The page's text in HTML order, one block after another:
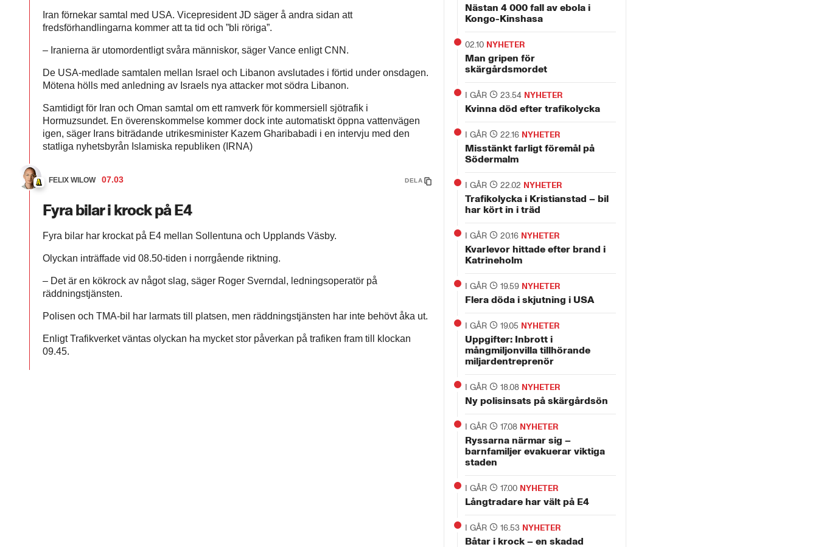
Iran förnekar samtal med USA. Vicepresident JD säger å andra sidan att
fredsförhandlingarna kommer att ta tid och ”bli röriga”.
– Iranierna är utomordentligt svåra människor, säger Vance enligt CNN.
De USA-medlade samtalen mellan Israel och Libanon avslutades i förtid under onsdagen.
Mötena hölls med anledning av Israels nya attacker mot södra Libanon.
Samtidigt för Iran och Oman samtal om ett ramverk för kommersiell sjötrafik i
Hormuzsundet. En överenskommelse kommer dock inte automatiskt öppna vattenvägen
igen, säger Irans biträdande utrikesminister Kazem Gharibabadi i en intervju med den
statliga nyhetsbyrån Islamiska republiken (IRNA)
FELIX WILOW 07.03 DELA
Fyra bilar i krock på E4
Fyra bilar har krockat på E4 mellan Sollentuna och Upplands Väsby.
Olyckan inträffade vid 08.50-tiden i norrgående riktning.
– Det är en kökrock av något slag, säger Roger Sverndal, ledningsoperatör på
räddningstjänsten.
Polisen och TMA-bil har larmats till platsen, men räddningstjänsten har inte behövt åka ut.
Enligt Trafikverket väntas olyckan ha mycket stor påverkan på trafiken fram till klockan
09.45.
Nästan 4 000 fall av ebola i
Kongo-Kinshasa
02.10 NYHETER
Man gripen för
skärgårdsmordet
I GÅR 23.54 NYHETER
Kvinna död efter trafikolycka
I GÅR 22.16 NYHETER
Misstänkt farligt föremål på
Södermalm
I GÅR 22.02 NYHETER
Trafikolycka i Kristianstad – bil
har kört in i träd
I GÅR 20.16 NYHETER
Kvarlevor hittade efter brand i
Katrineholm
I GÅR 19.59 NYHETER
Flera döda i skjutning i USA
I GÅR 19.05 NYHETER
Uppgifter: Inbrott i
mångmiljonvilla tillhörande
miljardentreprenör
I GÅR 18.08 NYHETER
Ny polisinsats på skärgårdsön
I GÅR 17.08 NYHETER
Ryssarna närmar sig –
barnfamiljer evakuerar viktiga
staden
I GÅR 17.00 NYHETER
Långtradare har vält på E4
I GÅR 16.53 NYHETER
Båtar i krock – en skadad